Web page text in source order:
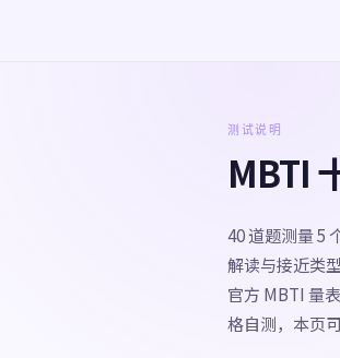
测试说明
MBTI
40 道题测量 5
解读与接近类
官方 MBTI 量
格自测，本页